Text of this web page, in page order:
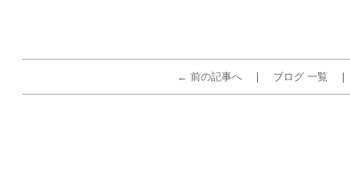
← 前の記事へ ブログ 一覧